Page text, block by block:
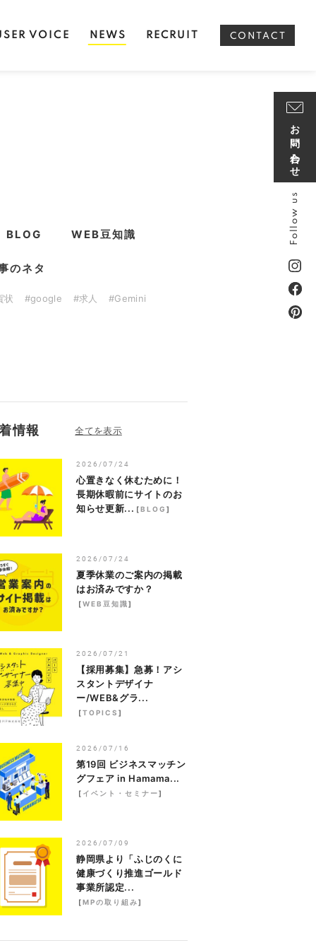
VOICE NEWS RECRUIT CONTACT
BLOG WEB豆知識
のネタ
状 #google #求人 #Gemini
情報
2026/07/24
心置きなく休むために！
長期休暇前にサイトのお
知らせ更新... [BLOG]
2026/07/24
夏季休業のご案内の掲載
はお済みですか？
[WEB豆知識]
2026/07/21
【採用募集】急募！アシ
スタントデザイナ
ー/WEB&グラ...
[TOPICS ]
2026/07/16
第19回 ビジネスマッチン
グフェア in Hamama...
[ イベント・セミナー]
2026/07/09
静岡県より「ふじのくに
健康づくり推進ゴールド
事業所認定...
[MPの取り組み]
お問い合わせ
Follow us